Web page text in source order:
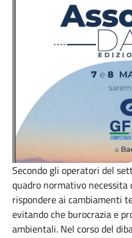
Secondo gli operatori del
quadro normativo necessita
rispondere ai cambiamenti
evitando che burocrazia e
ambientali. Nel corso del